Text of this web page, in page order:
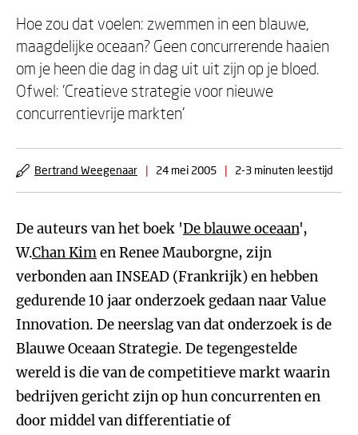
Hoe zou dat voelen: zwemmen in een blauwe,
maagdelijke oceaan? Geen concurrerende haaien
om je heen die dag in dag uit uit zijn op je bloed.
Ofwel: 'Creatieve strategie voor nieuwe
concurrentievrije markten'
Bertrand Weegenaar | 24 mei 2005 | 2-3 minuten leestijd
De auteurs van het boek 'De blauwe oceaan',
W.Chan Kimen Renee Mauborgne, zijn
verbonden aan INSEAD (Frankrijk) en hebben
gedurende 10 jaar onderzoek gedaan naar Value
Innovation. De neerslag van dat onderzoek is de
Blauwe Oceaan Strategie. De tegengestelde
wereld is die van de competitieve markt waarin
bedrijven gericht zijn op hun concurrenten en
door middel van differentiatie of